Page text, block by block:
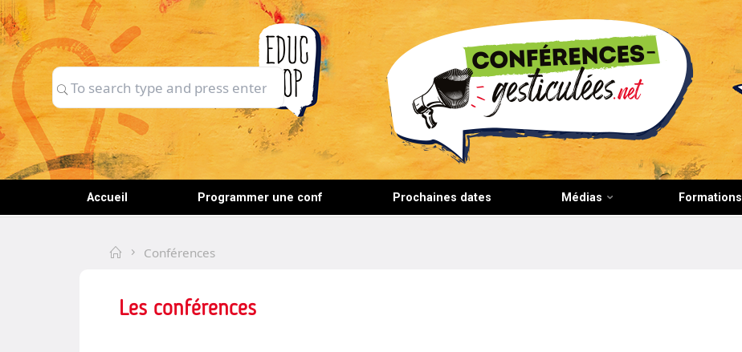
Skip
to
content
CONFERENCES-GESTICULEES.NET
Search
for:
Search
Accueil Programmer une conf Prochaines dates Médias Formations
HomeConférences
Les conférences